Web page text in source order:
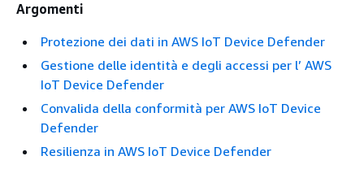
Argomenti
Protezione dei dati in AWS IoT Device Defender
Gestione delle identità e degli accessi per l’ AWS
IoT Device Defender
Convalida della conformità per AWS IoT Device
Defender
Resilienza in AWS IoT Device Defender